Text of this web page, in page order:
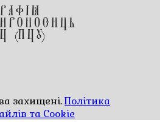
захищені.Політика
та Cookie